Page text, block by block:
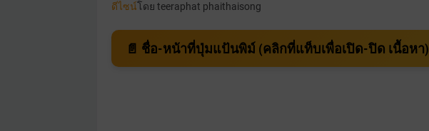
ดีไซน์โดย teeraphat phaithaisong
📄 ชื่อ-หน้าที่ปุ่มแป้นพิม์ (คลิกที่แท็บเพื่อเปิด-ปิด เนื้อหา)